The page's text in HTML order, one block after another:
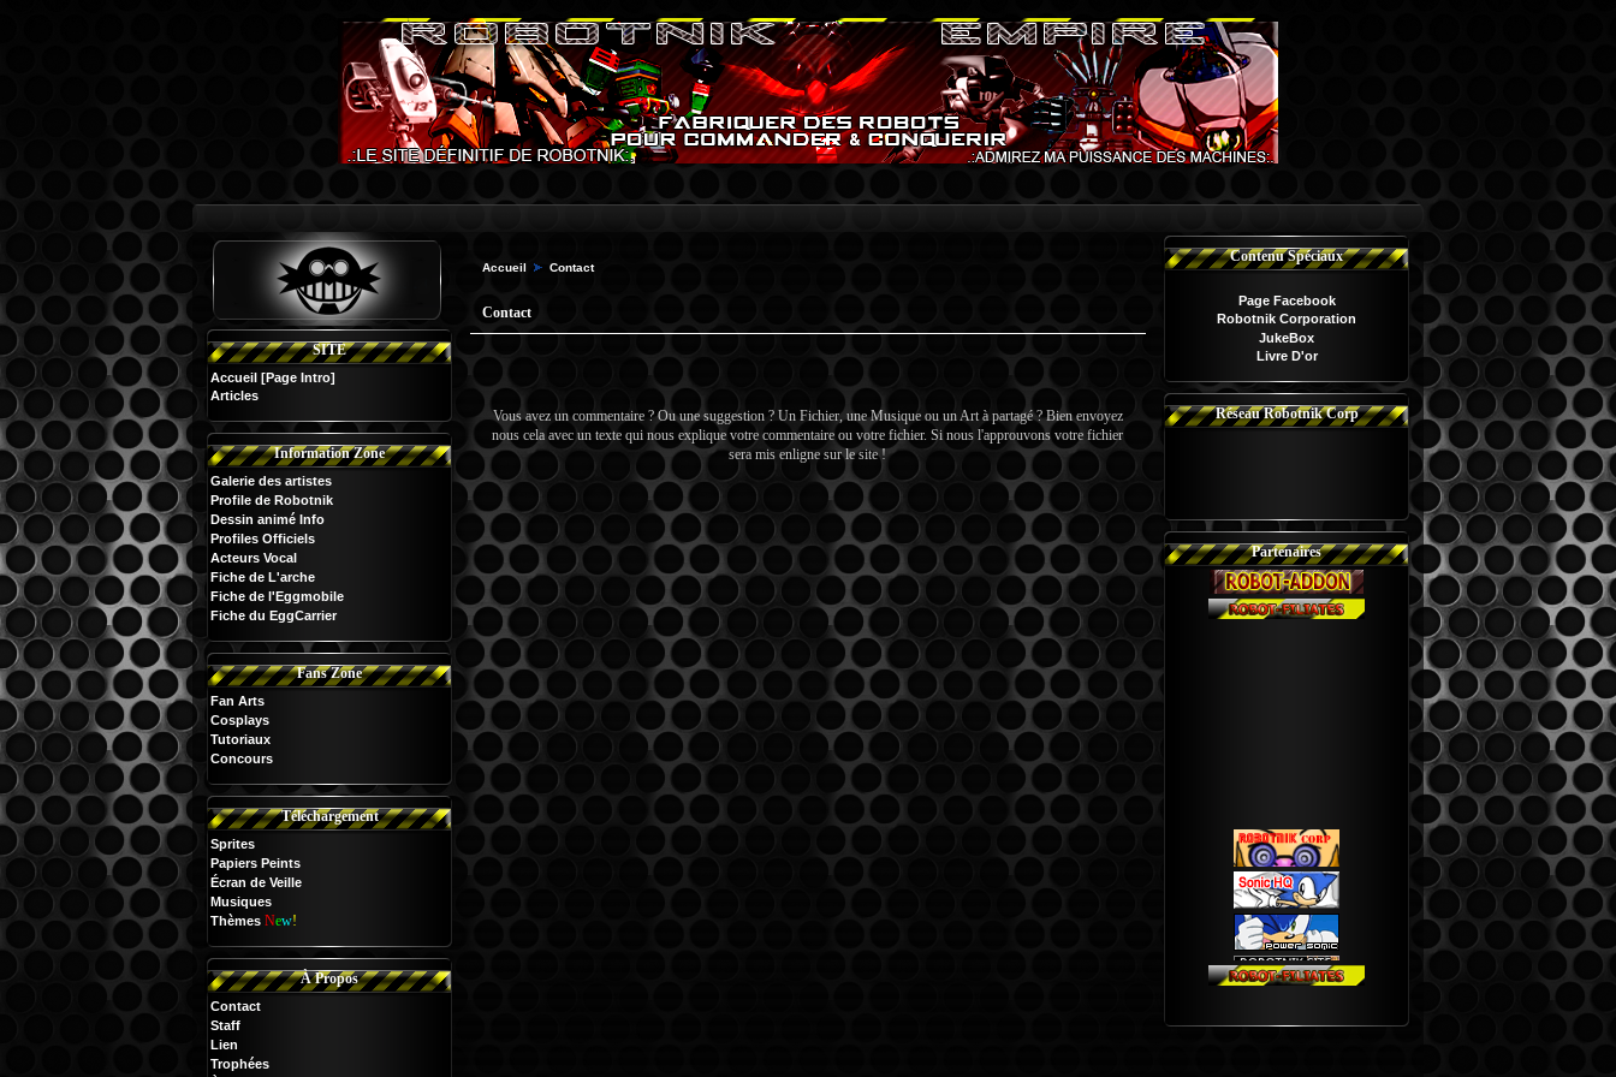
SITE
Accueil [Page Intro]
Articles
Information Zone
Galerie des artistes
Profile de Robotnik
Dessin animé Info
Profiles Officiels
Acteurs Vocal
Fiche de L'arche
Fiche de l'Eggmobile
Fiche du EggCarrier
Fans Zone
Fan Arts
Cosplays
Tutoriaux
Concours
Téléchargement
Sprites
Papiers Peints
Écran de Veille
Musiques
Thèmes New!
À Propos
Contact
Staff
Lien
Trophées
Contenu Spéciaux
Page Facebook
Robotnik Corporation
JukeBox
Livre D'or
Réseau Robotnik Corp
Partenaires
Accueil Contact
Contact
Vous avez un commentaire ? Ou une suggestion ? Un Fichier, une Musique ou un Art à partagé ? Bien envoyez
nous cela avec un texte qui nous explique votre commentaire ou votre fichier. Si nous l'approuvons votre fichier
sera mis enligne sur le site !